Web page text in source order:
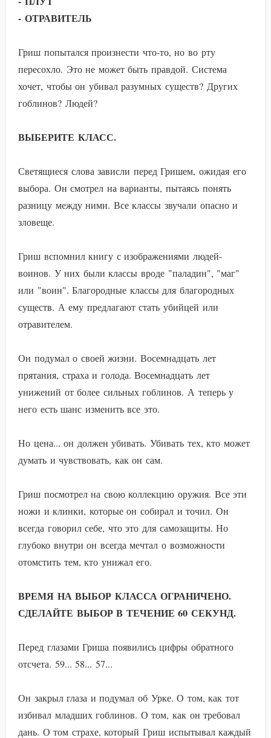
- ОТРАВИТЕЛЬ
Гриш попытался произнести что-то, но во рту
пересохло. Это не может быть правдой. Система
хочет, чтобы он убивал разумных существ? Других
гоблинов? Людей?
ВЫБЕРИТЕ КЛАСС.
Светящиеся слова зависли перед Гришем, ожидая его
выбора. Он смотрел на варианты, пытаясь понять
разницу между ними. Все классы звучали опасно и
зловеще.
Гриш вспомнил книгу с изображениями людей-
воинов. У них были классы вроде "паладин", "маг"
или "воин". Благородные классы для благородных
существ. А ему предлагают стать убийцей или
отравителем.
Он подумал о своей жизни. Восемнадцать лет
прятания, страха и голода. Восемнадцать лет
унижений от более сильных гоблинов. А теперь у
него есть шанс изменить все это.
Но цена... он должен убивать. Убивать тех, кто может
думать и чувствовать, как он сам.
Гриш посмотрел на свою коллекцию оружия. Все эти
ножи и клинки, которые он собирал и точил. Он
всегда говорил себе, что это для самозащиты. Но
глубоко внутри он всегда мечтал о возможности
отомстить тем, кто унижал его.
ВРЕМЯ НА ВЫБОР КЛАССА ОГРАНИЧЕНО.
СДЕЛАЙТЕ ВЫБОР В ТЕЧЕНИЕ 60 СЕКУНД.
Перед глазами Гриша появились цифры обратного
отсчета. 59... 58... 57...
Он закрыл глаза и подумал об Урке. О том, как тот
избивал младших гоблинов. О том, как он требовал
дань. О том страхе, который Гриш испытывал каждый